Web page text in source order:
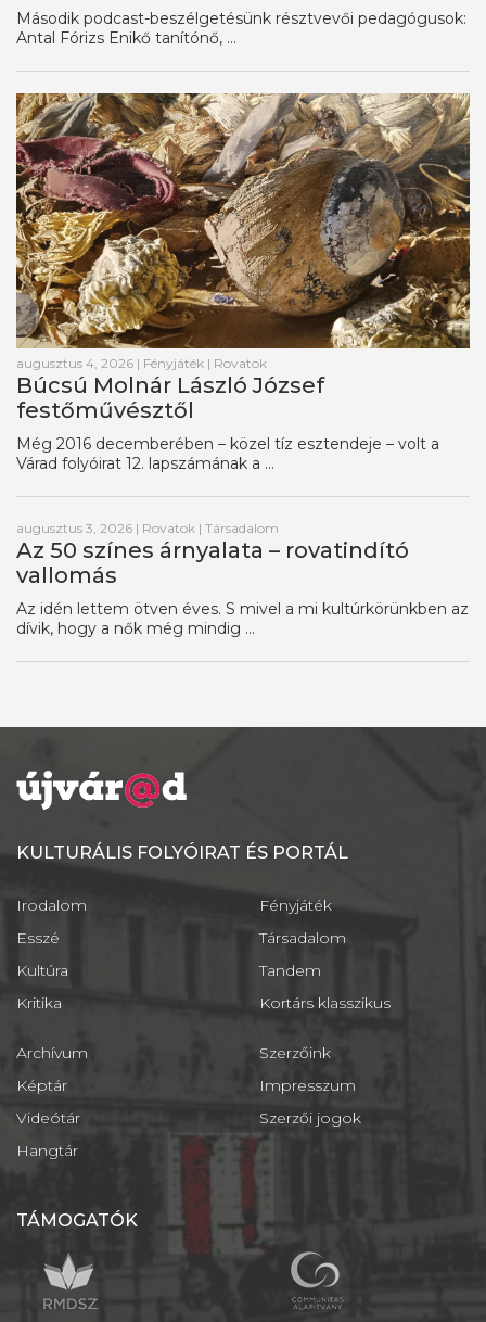
Második podcast-beszélgetésünk résztvevői pedagógusok:
Antal Fórizs Enikő tanítónő, ...
augusztus 4, 2026 | Fényjáték | Rovatok
Búcsú Molnár László József
festőművésztől
Még 2016 decemberében – közel tíz esztendeje – volt a
Várad folyóirat 12. lapszámának a ...
augusztus 3, 2026 | Rovatok | Társadalom
Az 50 színes árnyalata – rovatindító
vallomás
Az idén lettem ötven éves. S mivel a mi kultúrkörünkben az
dívik, hogy a nők még mindig ...
KULTURÁLIS FOLYÓIRAT ÉS PORTÁL
Irodalom
Esszé
Kultúra
Kritika
Fényjáték
Társadalom
Tandem
Kortárs klasszikus
Archívum
Képtár
Videótár
Hangtár
Szerzőink
Impresszum
Szerzői jogok
TÁMOGATÓK